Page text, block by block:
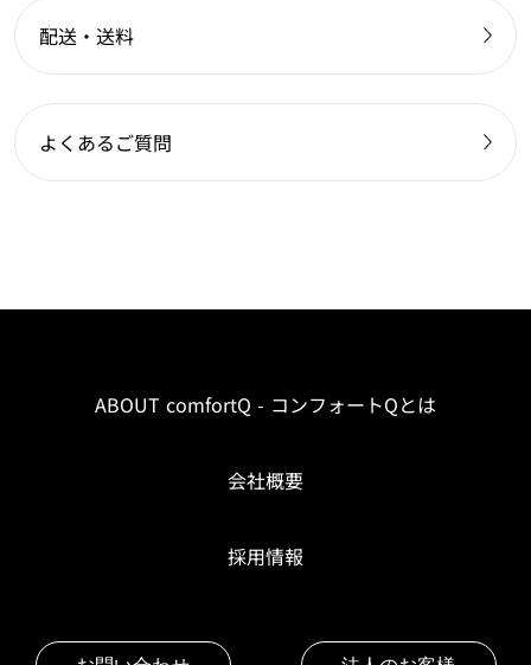
配送・送料
よくあるご質問
ABOUT comfortQ - コンフォートQとは
会社概要
採用情報